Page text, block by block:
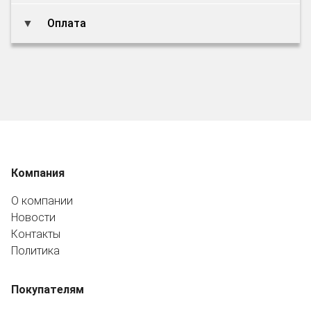
Оплата
Компания
О компании
Новости
Контакты
Политика
Покупателям